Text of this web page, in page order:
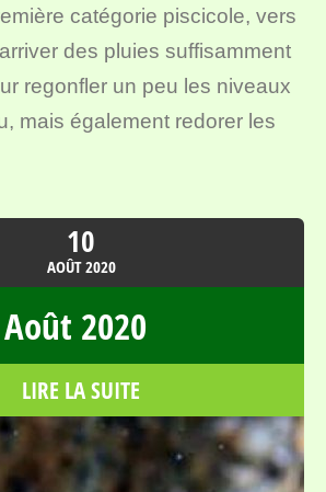
catégorie piscicole, vers
arriver des pluies suffisamment
regonfler un peu les niveaux
mais également redorer les
10
AOÛT2020
Août 2020
LIRE LA SUITE